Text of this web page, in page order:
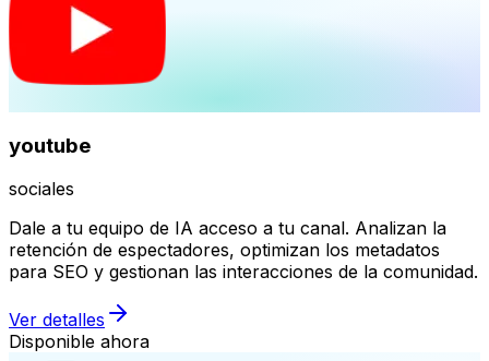
youtube
sociales
Dale a tu equipo de IA acceso a tu canal. Analizan la
retención de espectadores, optimizan los metadatos
para SEO y gestionan las interacciones de la comunidad.
Ver detalles
Disponible ahora